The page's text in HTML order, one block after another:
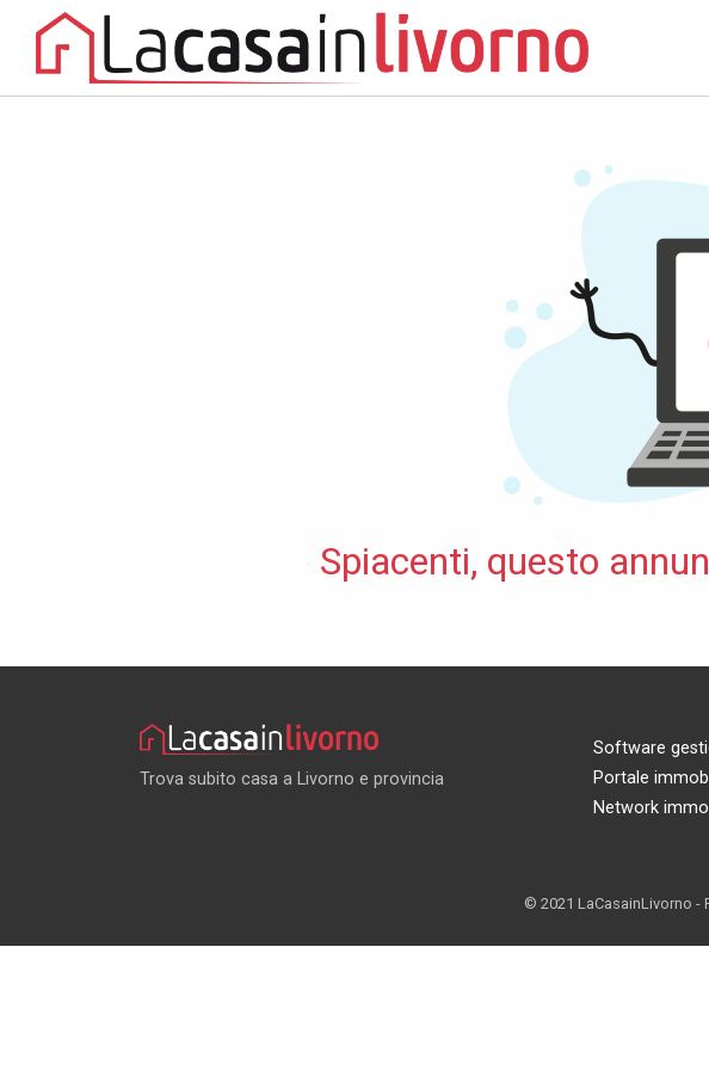
Spiacenti, questo
Trova subito casa a Livorno e provincia
Software
Portale
Network
© 2021 LaCasainLivorno -